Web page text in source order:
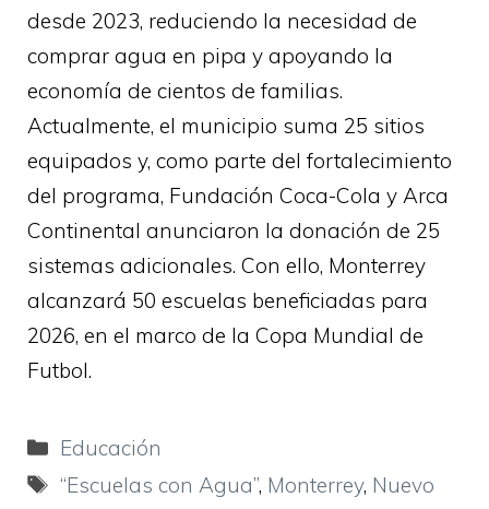
desde 2023, reduciendo la necesidad de
comprar agua en pipa y apoyando la
economía de cientos de familias.
Actualmente, el municipio suma 25 sitios
equipados y, como parte del fortalecimiento
del programa, Fundación Coca-Cola y Arca
Continental anunciaron la donación de 25
sistemas adicionales. Con ello, Monterrey
alcanzará 50 escuelas beneficiadas para
2026, en el marco de la Copa Mundial de
Futbol.
Categorías
Educación
Etiquetas
“Escuelas con Agua”, Monterrey, Nuevo